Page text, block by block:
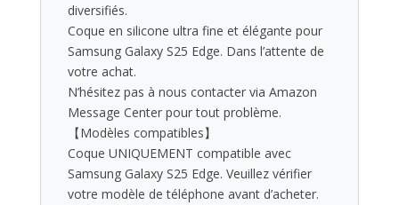
diversifiés.
Coque en silicone ultra fine et élégante pour
Samsung Galaxy S25 Edge. Dans l’attente de
votre achat.
N’hésitez pas à nous contacter via Amazon
Message Center pour tout problème.
【Modèles compatibles】
Coque UNIQUEMENT compatible avec
Samsung Galaxy S25 Edge. Veuillez vérifier
votre modèle de téléphone avant d’acheter.